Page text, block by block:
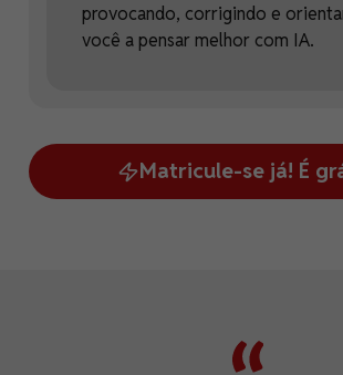
provocando, corrigindo e
você a pensar melhor com IA.
Matricule-se já! É